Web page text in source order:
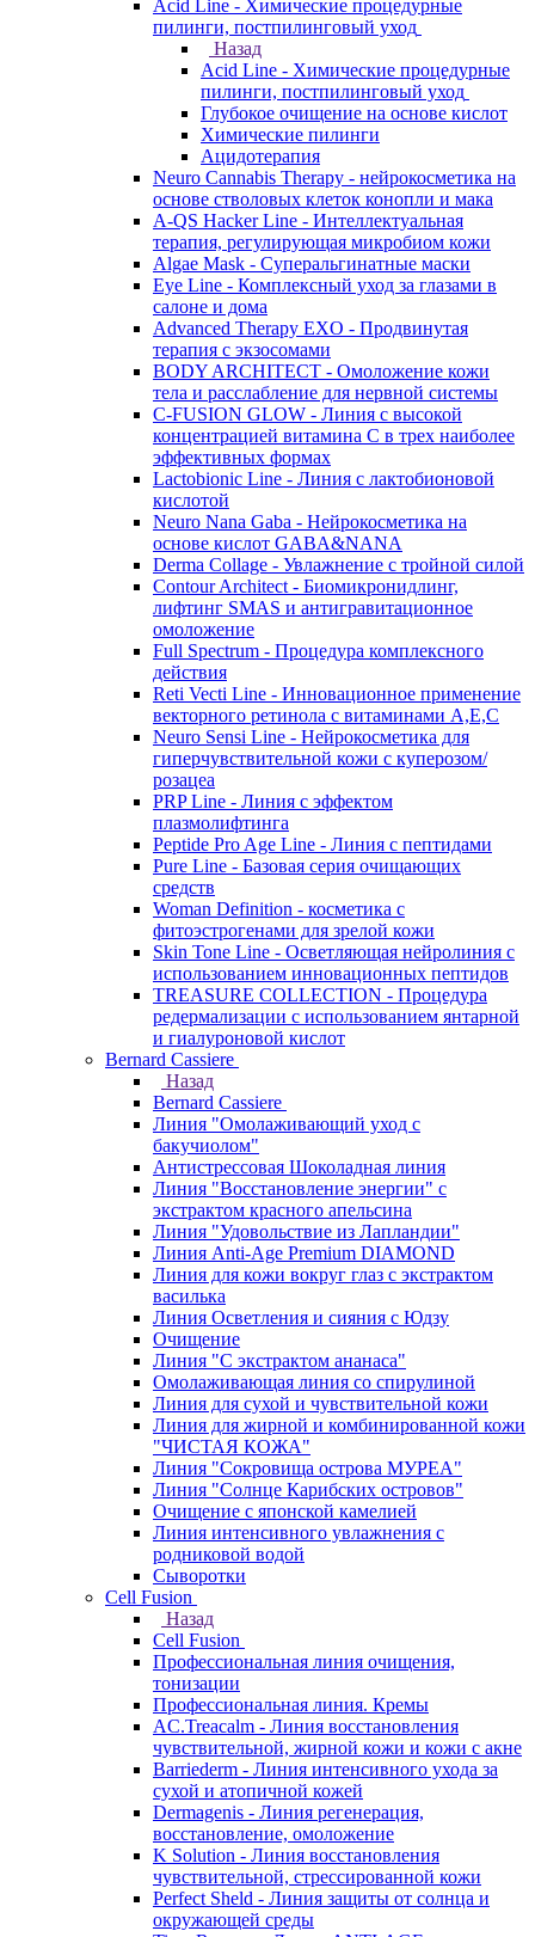
Acid Line - Химические процедурные
пилинги, постпилинговый уход
Назад
Acid Line - Химические процедурные
пилинги, постпилинговый уход
Глубокое очищение на основе кислот
Химические пилинги
Ацидотерапия
Neuro Cannabis Therapy - нейрокосметика на
основе стволовых клеток конопли и мака
A-QS Hacker Line - Интеллектуальная
терапия, регулирующая микробиом кожи
Algae Mask - Суперальгинатные маски
Eye Line - Комплексный уход за глазами в
салоне и дома
Advanced Therapy EXO - Продвинутая
терапия с экзосомами
BODY ARCHITECT - Омоложение кожи
тела и расслабление для нервной системы
C-FUSION GLOW - Линия с высокой
концентрацией витамина C в трех наиболее
эффективных формах
Lactobionic Line - Линия с лактобионовой
кислотой
Neuro Nana Gaba - Нейрокосметика на
основе кислот GABA&NANA
Derma Collage - Увлажнение с тройной силой
Contour Architect - Биомикронидлинг,
лифтинг SMAS и антигравитационное
омоложение
Full Spectrum - Процедура комплексного
действия
Reti Vecti Line - Инновационное применение
векторного ретинола с витаминами A,Е,С
Neuro Sensi Line - Нейрокосметика для
гиперчувствительной кожи с куперозом/
розацеа
PRP Line - Линия с эффектом
плазмолифтинга
Peptide Pro Age Line - Линия с пептидами
Pure Line - Базовая серия очищающих
средств
Woman Definition - косметика с
фитоэстрогенами для зрелой кожи
Skin Tone Line - Осветляющая нейролиния с
использованием инновационных пептидов
TREASURE COLLECTION - Процедура
редермализации с использованием янтарной
и гиалуроновой кислот
Bernard Cassiere
Назад
Bernard Cassiere
Линия "Омолаживающий уход с
бакучиолом"
Антистрессовая Шоколадная линия
Линия "Восстановление энергии" с
экстрактом красного апельсина
Линия "Удовольствие из Лапландии"
Линия Anti-Age Premium DIAMOND
Линия для кожи вокруг глаз с экстрактом
василька
Линия Осветления и сияния с Юдзу
Очищение
Линия "С экстрактом ананаса"
Омолаживающая линия со спирулиной
Линия для сухой и чувствительной кожи
Линия для жирной и комбинированной кожи
"ЧИСТАЯ КОЖА"
Линия "Сокровища острова МУРЕА"
Линия "Солнце Карибских островов"
Очищение с японской камелией
Линия интенсивного увлажнения с
родниковой водой
Сыворотки
Cell Fusion
Назад
Cell Fusion
Профессиональная линия очищения,
тонизации
Профессиональная линия. Кремы
AC.Treacalm - Линия восстановления
чувствительной, жирной кожи и кожи с акне
Barriederm - Линия интенсивного ухода за
сухой и атопичной кожей
Dermagenis - Линия регенерация,
восстановление, омоложение
K Solution - Линия восстановления
чувствительной, стрессированной кожи
Perfect Sheld - Линия защиты от солнца и
окружающей среды